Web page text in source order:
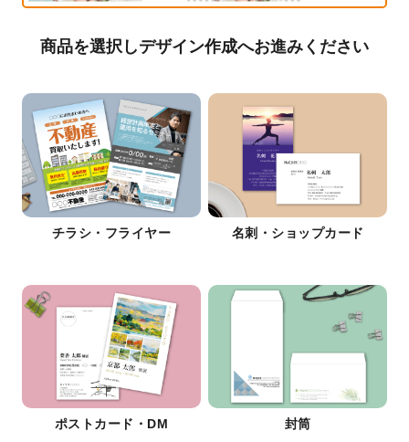
商品を選択しデザイン作成へお進みください
チラシ・フライヤー 名刺・ショップカード
ポストカード・DM 封筒